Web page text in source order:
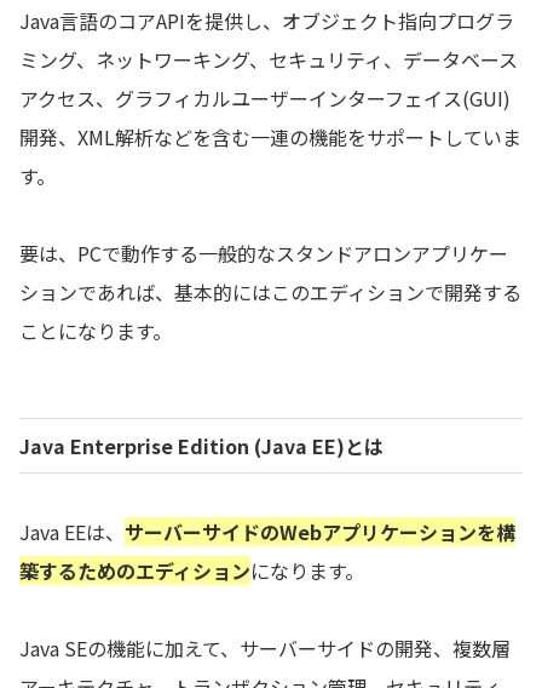
Java言語のコアAPIを提供し、オブジェクト指向プログラ
ミング、ネットワーキング、セキュリティ、データベース
アクセス、グラフィカルユーザーインターフェイス(GUI)
開発、XML解析などを含む一連の機能をサポートしていま
す。
要は、PCで動作する一般的なスタンドアロンアプリケー
ションであれば、基本的にはこのエディションで開発する
ことになります。
Java Enterprise Edition (Java EE)とは
Java EEは、 サーバーサイドのWebアプリケーションを構
築するためのエディションになります。
Java SEの機能に加えて、サーバーサイドの開発、複数層